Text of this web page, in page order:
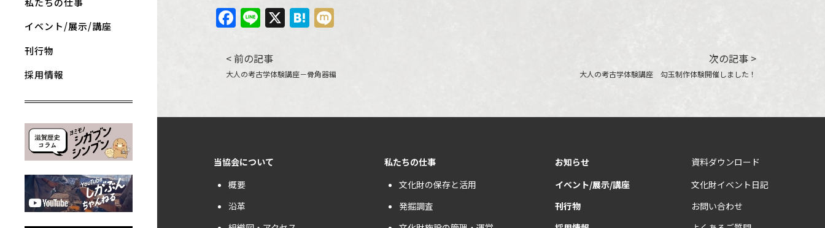
イベント/展示/講座
刊行物
採用情報
Facebook
Line
X Hatena
投
稿
ー
シ
ョ
< 前の記事
大人の考古学体験講座－骨角器編
次の記事 >
大人の考古学体験講座 勾玉制作体験開催しました！
当協会について
概要
沿革
私たちの仕事
文化財の保存と活用
発掘調査
お知らせ
イベント/展示/講座
刊行物
資料ダウンロード
文化財イベント日記
お問い合わせ